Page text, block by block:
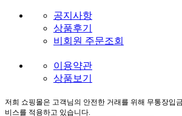
공지사항
상품후기
비회원 주문조회
이용약관
상품보기
저희 쇼핑몰은 고객님의 안전한 거래를 위해 무통장입
비스를 적용하고 있습니다.